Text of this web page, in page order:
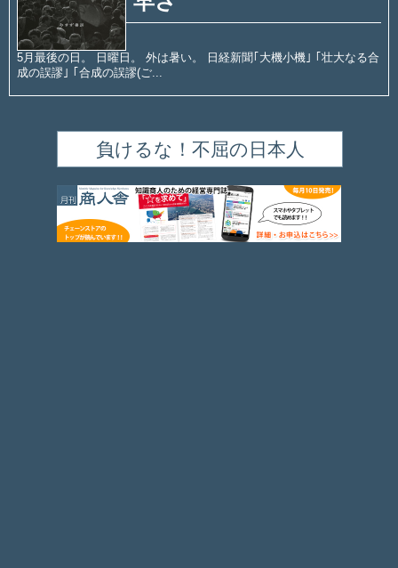
5月最後の日。 日曜日。 外は暑い。 日経新聞｢大機小機｣ ｢壮大なる合
成の誤謬｣ ｢合成の誤謬(ご...
負けるな！不屈の日本人